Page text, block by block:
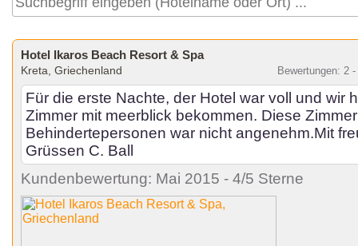
Hotel Ikaros Beach Resort & Spa
Kreta, Griechenland Bewertungen: 2
Für die erste Nachte, der Hotel war voll und wir
Zimmer mit meerblick bekommen. Diese
Behindertepersonen war nicht angenehm.Mit
Grüssen C. Ball
Kundenbewertung: Mai 2015 - 4/5 Sterne